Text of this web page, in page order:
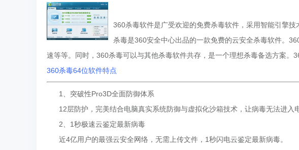
360杀毒软件是广受欢迎的免费杀毒软件，采用智能引擎
杀毒是360安全中心出品的一款免费的云安全杀毒软件。
速等等。同时，360杀毒可以与其他杀毒软件共存，是一个理想杀毒备选方案。
360杀毒64位软件特点
1、突破性Pro3D全面防御体系
12层防护，完美结合电脑真实系统防御与虚拟化沙箱技术，让病毒无法进入电
2、1秒极速云鉴定最新病毒
近4亿用户的最强云安全网络，无需上传文件，1秒闪电云鉴定最新病毒。